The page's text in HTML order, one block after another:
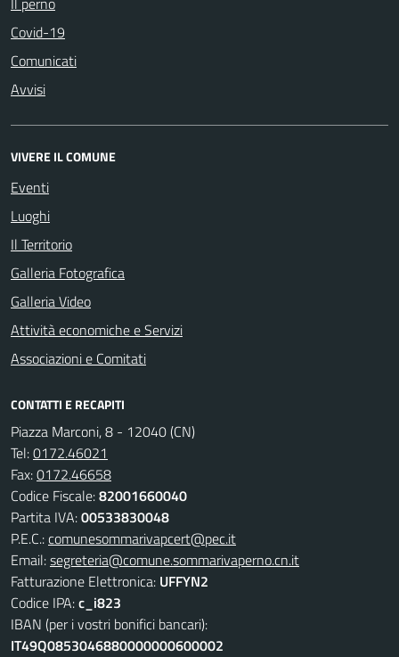
Covid-19
Comunicati
Avvisi
VIVERE IL COMUNE
Eventi
Luoghi
Il Territorio
Galleria Fotografica
Galleria Video
Attività economiche e Servizi
Associazioni e Comitati
CONTATTI E RECAPITI
Piazza Marconi, 8 - 12040 (CN)
Tel:0172.46021
Fax:0172.46658
Codice Fiscale:82001660040
Partita IVA:00533830048
P.E.C.:comunesommarivapcert@pec.it
Email:segreteria@comune.sommarivaperno.cn.it
Fatturazione Elettronica: UFFYN2
Codice IPA:c_i823
IBAN (per i vostri bonifici bancari):
IT49Q0853046880000000600002